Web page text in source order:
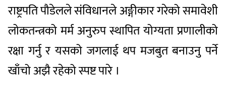
राष्ट्रपति पौडेलले संविधानले अङ्गीकार गरेको समावेशी
लोकतन्त्रको मर्म अनुरुप स्थापित योग्यता प्रणालीको
रक्षा गर्नु र यसको जगलाई थप मजबुत बनाउनु पर्ने
खाँचो अझै रहेको स्पष्ट पारे ।